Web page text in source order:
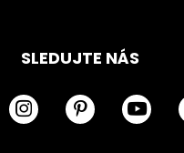
SLEDUJTE NÁS